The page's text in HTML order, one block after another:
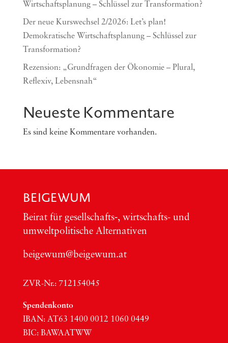
Wirtschaftsplanung – Schlüssel zur Transformation?
Der neue Kurswechsel 2/2026: Let’s plan!
Demokratische Wirtschaftsplanung – Schlüssel zur
Transformation?
Rezension: „Grundfragen der Ökonomie – Plural,
Reflexiv, Lebensnah“
Neueste Kommentare
Es sind keine Kommentare vorhanden.
BEIGEWUM
Bei­rat für gesellschafts‑, wirt­schafts- und
umwelt­po­li­ti­sche Alter­na­ti­ven
beigewum@beigewum.at
ZVR-Nr.: 712154045
Spen­den­kon­to
IBAN: AT63 1400 0012 1060 0449
BIC: BAWAATWW